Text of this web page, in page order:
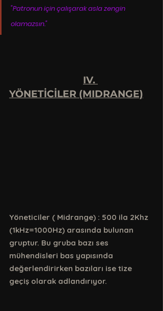
"Patronun için çalışarak asla zengin
olamazsın."
IV.
YÖNETİCİLER (MIDRANGE)
Yöneticiler ( Midrange) : 500 ila 2Khz
(1kHz=1000Hz) arasında bulunan
gruptur. Bu gruba bazı ses
mühendisleri bas yapısında
değerlendirirken bazıları ise tize
geçiş olarak adlandırıyor.